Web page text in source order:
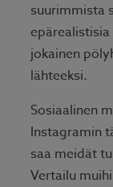
suurimmista
jokainen
lähteeksi.
Sosiaalinen
Instagramin
saa meidät
Vertailu